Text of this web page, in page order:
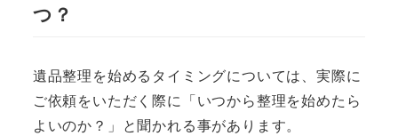
つ？
遺品整理を始めるタイミングについては、実際に
ご依頼をいただく際に「いつから整理を始めたら
よいのか？」と聞かれる事があります。